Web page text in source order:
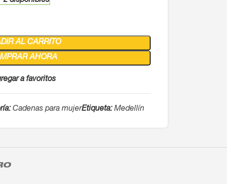
AL CARRITO
AHORA
a favoritos
Cadenas para mujerEtiqueta: Medellín